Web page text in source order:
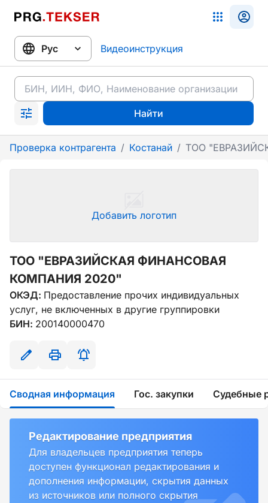
Видеоинструкция
Найти
Проверка контрагента / Костанай / ТОО
Добавить логотип
ТОО "ЕВРАЗИЙСКАЯ ФИНАНСОВАЯ
КОМПАНИЯ 2020"
ОКЭД: Предоставление прочих индивидуальных
услуг, не включенных в другие группировки
БИН: 200140000470
Сводная информация Гос. закупки Судебные
Редактирование предприятия
Для владельцев предприятия теперь
доступен функционал редактирования и
дополнения информации, скрытия данных
из источников или полного скрытия